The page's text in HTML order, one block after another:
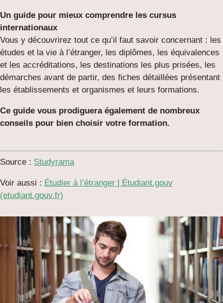
Un guide pour mieux comprendre les cursus
internationaux
Vous y découvrirez tout ce qu’il faut savoir concernant : les
études et la vie à l’étranger, les diplômes, les équivalences
et les accréditations, les destinations les plus prisées, les
démarches avant de partir, des fiches détaillées présentant
les établissements et organismes et leurs formations.
Ce guide vous prodiguera également de nombreux
conseils pour bien choisir votre formation.
Source : Studyrama
Voir aussi : Étudier à l’étranger | Étudiant.gouv
(etudiant.gouv.fr)